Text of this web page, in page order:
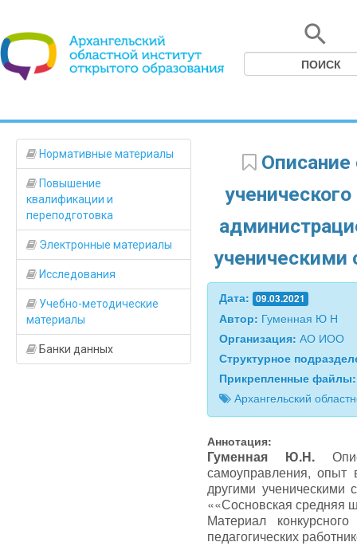
Нормативные материалы
Повышение
квалификации и
переподготовка
Электронные материалы
Исследования
Учебно-методические
материалы
Банки данных
Описание
Дата: 09.03.2021
Автор: Гуменная Ю Н
Организация: АО ИОО
Структурное
Прикрепленные
Архангельский
Аннотация:
Гуменная Ю.Н.
самоуправления, опыт
другими ученическими
««Сосновская
Материал
педагогических